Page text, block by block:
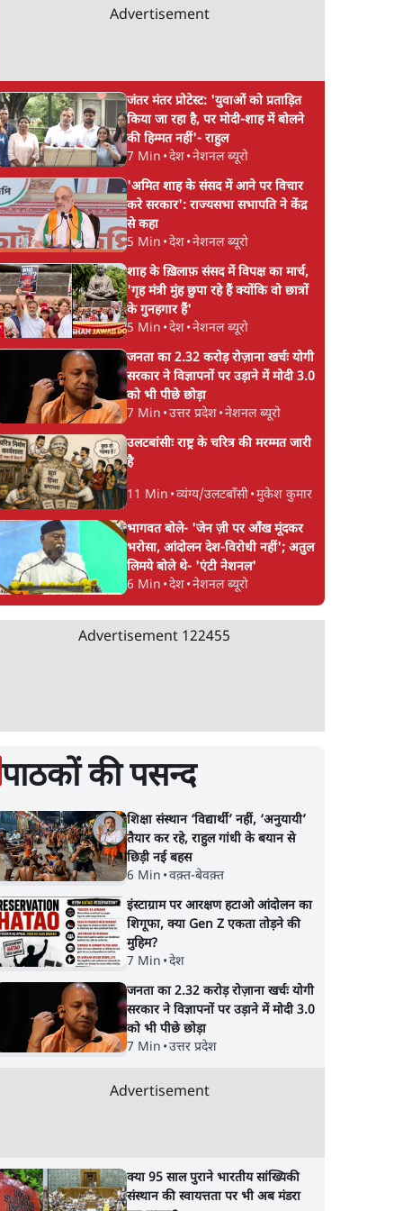
Advertisement
जंतर मंतर प्रोटेस्ट: 'युवाओं को प्रताड़ित
किया जा रहा है, पर मोदी-शाह में बोलने
की हिम्मत नहीं'- राहुल
7 Min •देश•नेशनल ब्यूरो
'अमित शाह के संसद में आने पर विचार
करे सरकार': राज्यसभा सभापति ने केंद्र
से कहा
5 Min •देश•नेशनल ब्यूरो
शाह के ख़िलाफ़ संसद में विपक्ष का मार्च,
'गृह मंत्री मुंह छुपा रहे हैं क्योंकि वो छात्रों
के गुनहगार हैं'
5 Min •देश•नेशनल ब्यूरो
जनता का 2.32 करोड़ रोज़ाना खर्चः योगी
सरकार ने विज्ञापनों पर उड़ाने में मोदी 3.0
को भी पीछे छोड़ा
7 Min •उत्तर प्रदेश•नेशनल ब्यूरो
उलटबांसीः राष्ट्र के चरित्र की मरम्मत जारी
है
11 Min •व्यंग्य/उलटबाँसी•मुकेश कुमार
भागवत बोले- 'जेन ज़ी पर आँख मूंदकर
भरोसा, आंदोलन देश-विरोधी नहीं'; अतुल
लिमये बोले थे- 'एंटी नेशनल'
6 Min •देश•नेशनल ब्यूरो
Advertisement 122455
पाठकों की पसन्द
शिक्षा संस्थान ‘विद्यार्थी’ नहीं, ‘अनुयायी’
तैयार कर रहे, राहुल गांधी के बयान से
छिड़ी नई बहस
6 Min •वक़्त-बेवक़्त
इंस्टाग्राम पर आरक्षण हटाओ आंदोलन का
शिगूफा, क्या Gen Z एकता तोड़ने की
मुहिम?
7 Min •देश
जनता का 2.32 करोड़ रोज़ाना खर्चः योगी
सरकार ने विज्ञापनों पर उड़ाने में मोदी 3.0
को भी पीछे छोड़ा
7 Min •उत्तर प्रदेश
Advertisement
क्या 95 साल पुराने भारतीय सांख्यिकी
संस्थान की स्वायत्तता पर भी अब मंडरा